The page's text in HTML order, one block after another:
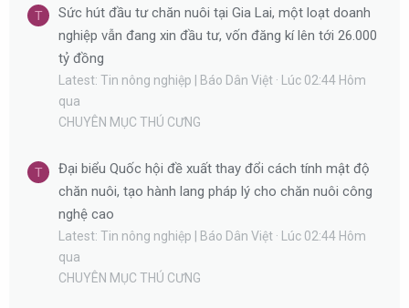
T
Sức hút đầu tư chăn nuôi tại Gia Lai, một loạt doanh
nghiệp vẫn đang xin đầu tư, vốn đăng kí lên tới 26.000
tỷ đồng
Latest: Tin nông nghiệp | Báo Dân Việt
Lúc 02:44 Hôm
qua
CHUYÊN MỤC THÚ CƯNG
T
Đại biểu Quốc hội đề xuất thay đổi cách tính mật độ
chăn nuôi, tạo hành lang pháp lý cho chăn nuôi công
nghệ cao
Latest: Tin nông nghiệp | Báo Dân Việt
Lúc 02:44 Hôm
qua
CHUYÊN MỤC THÚ CƯNG